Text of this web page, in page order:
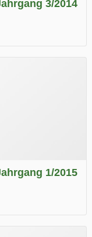
3/2014
1/2015